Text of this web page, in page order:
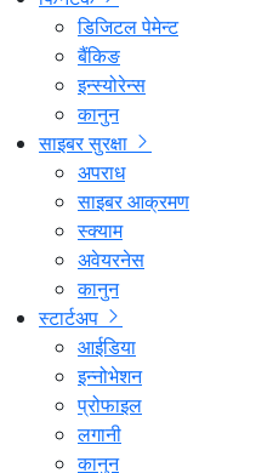
डिजिटल पेमेन्ट
बैंकिङ
इन्स्योरेन्स
कानुन
साइबर सुरक्षा
अपराध
साइबर आक्रमण
स्क्याम
अवेयरनेस
कानुन
स्टार्टअप
आईडिया
इन्नोभेशन
प्रोफाइल
लगानी
कानुन